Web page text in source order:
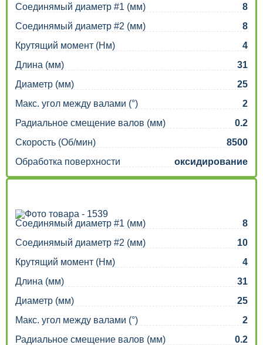
Соединямый диаметр #1 (мм)
8
Соединямый диаметр #2 (мм)
8
Крутящий момент (Нм)
4
Длина (мм)
31
Диаметр (мм)
25
Макс. угол между валами (°)
2
Радиальное смещение валов (мм)
0.2
Скорость (Об/мин)
8500
Обработка поверхности
оксидирование
Соединямый диаметр #1 (мм)
8
Соединямый диаметр #2 (мм)
10
Крутящий момент (Нм)
4
Длина (мм)
31
Диаметр (мм)
25
Макс. угол между валами (°)
2
Радиальное смещение валов (мм)
0.2